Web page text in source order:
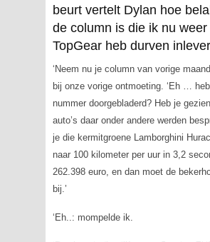
beurt vertelt Dylan hoe
de column is die ik nu weer
TopGear heb durven
‘Neem nu je column van vorige
bij onze vorige ontmoeting. ‘Eh …
nummer doorgebladerd? Heb je
auto’s daar onder andere werden
je die kermitgroene Lamborghini
naar 100 kilometer per uur in 3,2
262.398 euro, en dan moet de
bij.’
‘Eh..: mompelde ik.